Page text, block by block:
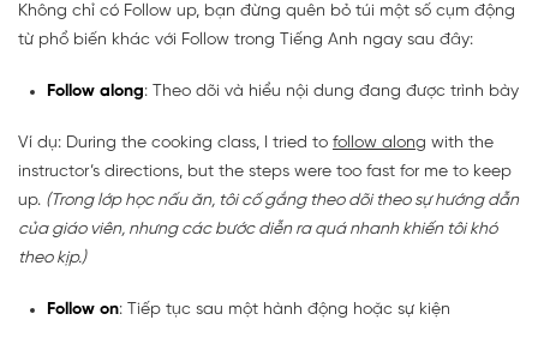
Không chỉ có Follow up, bạn đừng quên bỏ túi một số cụm động
từ phổ biến khác với Follow trong Tiếng Anh ngay sau đây:
Follow along: Theo dõi và hiểu nội dung đang được trình bày
Ví dụ: During the cooking class, I tried to follow along with the
instructor’s directions, but the steps were too fast for me to keep
up. (Trong lớp học nấu ăn, tôi cố gắng theo dõi theo sự hướng dẫn
của giáo viên, nhưng các bước diễn ra quá nhanh khiến tôi khó
theo kịp.)
Follow on: Tiếp tục sau một hành động hoặc sự kiện